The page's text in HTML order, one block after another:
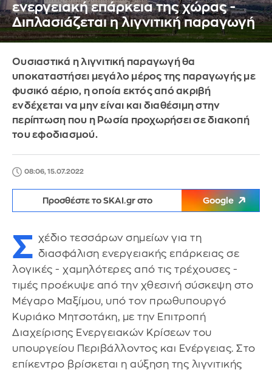
ενεργειακή επάρκεια της χώρας -
Διπλασιάζεται η λιγνιτική παραγωγή
Ουσιαστικά η λιγνιτική παραγωγή θα
υποκαταστήσει μεγάλο μέρος της παραγωγής με
φυσικό αέριο, η οποία εκτός από ακριβή
ενδέχεται να μην είναι και διαθέσιμη στην
περίπτωση που η Ρωσία προχωρήσει σε διακοπή
του εφοδιασμού.
08:06, 15.07.2022
Προσθέστε το SKAI.gr στο Google
Σ χέδιο τεσσάρων σημείων για τη
διασφάλιση ενεργειακής επάρκειας σε
λογικές - χαμηλότερες από τις τρέχουσες -
τιμές προέκυψε από την χθεσινή σύσκεψη στο
Μέγαρο Μαξίμου, υπό τον πρωθυπουργό
Κυριάκο Μητσοτάκη, με την Επιτροπή
Διαχείρισης Ενεργειακών Κρίσεων του
υπουργείου Περιβάλλοντος και Ενέργειας. Στο
επίκεντρο βρίσκεται η αύξηση της λιγνιτικής